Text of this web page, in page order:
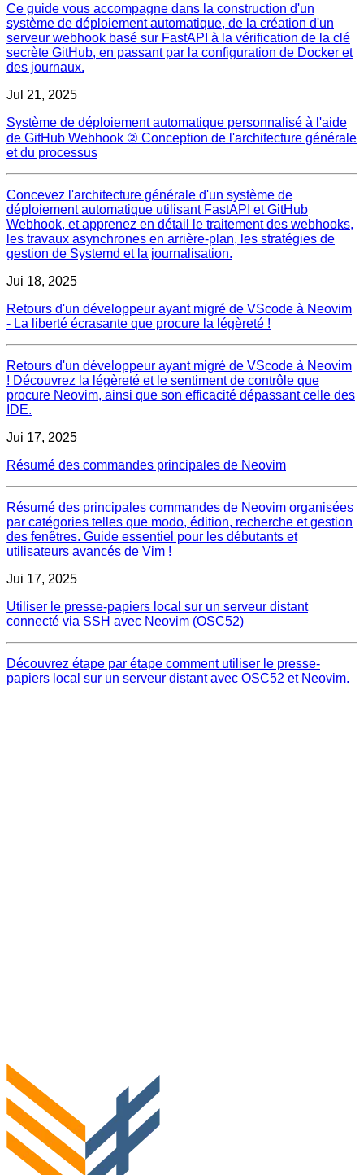
Ce guide vous accompagne dans la construction d'un
système de déploiement automatique, de la création d'un
serveur webhook basé sur FastAPI à la vérification de la clé
secrète GitHub, en passant par la configuration de Docker et
des journaux.
Jul 21, 2025
Système de déploiement automatique personnalisé à l'aide
de GitHub Webhook ② Conception de l'architecture générale
et du processus
Concevez l'architecture générale d'un système de
déploiement automatique utilisant FastAPI et GitHub
Webhook, et apprenez en détail le traitement des webhooks,
les travaux asynchrones en arrière-plan, les stratégies de
gestion de Systemd et la journalisation.
Jui 18, 2025
Retours d'un développeur ayant migré de VScode à Neovim
- La liberté écrasante que procure la légèreté !
Retours d'un développeur ayant migré de VScode à Neovim
! Découvrez la légèreté et le sentiment de contrôle que
procure Neovim, ainsi que son efficacité dépassant celle des
IDE.
Jui 17, 2025
Résumé des commandes principales de Neovim
Résumé des principales commandes de Neovim organisées
par catégories telles que modo, édition, recherche et gestion
des fenêtres. Guide essentiel pour les débutants et
utilisateurs avancés de Vim !
Jui 17, 2025
Utiliser le presse-papiers local sur un serveur distant
connecté via SSH avec Neovim (OSC52)
Découvrez étape par étape comment utiliser le presse-
papiers local sur un serveur distant avec OSC52 et Neovim.